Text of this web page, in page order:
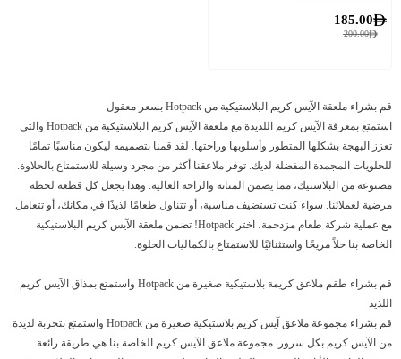
200.00
185.00
قم بشراء ملعقة الآيس كريم البلاستيكية من Hotpack بسعر معقول
استمتع بمغرفة الآيس كريم اللذيذة مع ملعقة الآيس كريم البلاستيكية من Hotpack والتي
تعزز البهجة بشكلها المتطور وأسلوبها وراحتها. لقد قمنا بتصميمه ليكون مناسبًا تمامًا
للحلويات المجمدة المفضلة لديك. توفر ملاعقنا أكثر من مجرد وسيلة للاستمتاع بالحلاوة.
مصنوعة من البلاستيك، مما يضمن المتانة والراحة العالية. وهذا يجعل كل قطعة لحظة
مرضية لعملائنا. سواء كنت تستضيف مناسبة، أو تتناول طعامًا لذيذًا في مكانك، أو تتعامل
مع عملية شركة طعام مزدحمة، اختر Hotpack! تضمن ملعقة الآيس كريم البلاستيكية
الخاصة بنا حلاً مريحًا واستثنائيًا للاستمتاع بالكماليات الحلوة.
قم بشراء طقم ملاعق كريمة بلاستيكية صغيرة من Hotpack واستمتع بمذاق الآيس كريم
اللذيذ
قم بشراء مجموعة ملاعق آيس كريم بلاستيكية صغيرة من Hotpack واستمتع بتجربة لذيذة
من الآيس كريم بكل سرور. مجموعة ملاعق الآيس كريم الخاصة بنا هي طريقة رائعة